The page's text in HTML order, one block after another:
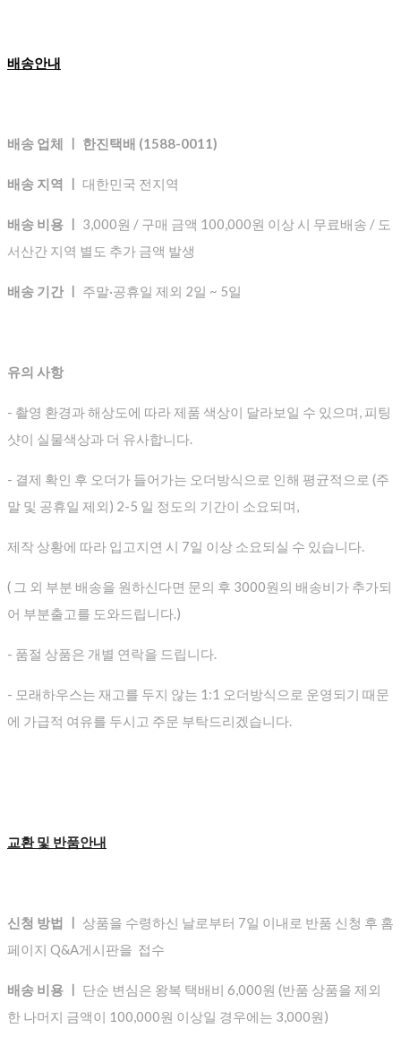
배송안내
배송 업체 ㅣ 한진택배 (1588-0011)
배송 지역 ㅣ 대한민국 전지역
배송 비용 ㅣ 3,000원 / 구매 금액 100,000원 이상 시 무료배송 / 도
서산간 지역 별도 추가 금액 발생
배송 기간 ㅣ 주말·공휴일 제외 2일 ~ 5일
유의 사항
- 촬영 환경과 해상도에 따라 제품 색상이 달라보일 수 있으며, 피팅
샷이 실물색상과 더 유사합니다.
- 결제 확인 후 오더가 들어가는 오더방식으로 인해 평균적으로 (주
말 및 공휴일 제외) 2-5 일 정도의 기간이 소요되며,
제작 상황에 따라 입고지연 시 7일 이상 소요되실 수 있습니다.
( 그 외 부분 배송을 원하신다면 문의 후 3000원의 배송비가 추가되
어 부분출고를 도와드립니다.)
- 품절 상품은 개별 연락을 드립니다.
- 모래하우스는 재고를 두지 않는 1:1 오더방식으로 운영되기 때문
에 가급적 여유를 두시고 주문 부탁드리겠습니다.
교환 및 반품안내
신청 방법 ㅣ 상품을 수령하신 날로부터 7일 이내로 반품 신청 후 홈
페이지 Q&A게시판을 접수
배송 비용 ㅣ
단순 변심은 왕복 택배비 6,000원 (반품 상품을 제외
한 나머지 금액이 100,000원 이상일 경우에는 3,000원)